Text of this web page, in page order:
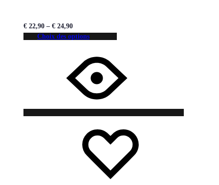
€ 22,90 – € 24,90
Choix des options